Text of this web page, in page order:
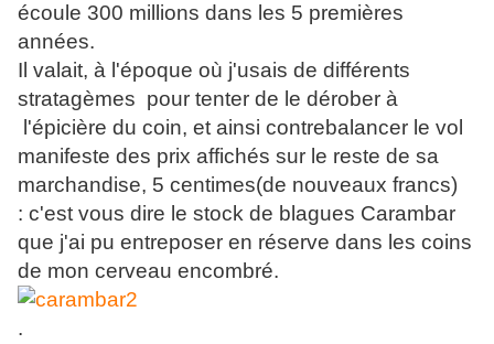
écoule 300 millions dans les 5 premières
années.
Il valait, à l'époque où j'usais de différents
stratagèmes pour tenter de le dérober à
l'épicière du coin, et ainsi contrebalancer le vol
manifeste des prix affichés sur le reste de sa
marchandise, 5 centimes(de nouveaux francs)
: c'est vous dire le stock de blagues Carambar
que j'ai pu entreposer en réserve dans les coins
de mon cerveau encombré.
.